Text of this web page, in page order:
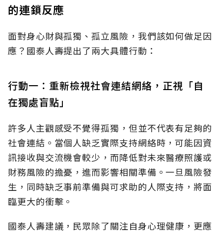
的連鎖反應
面對身心財與孤獨、孤立風險，我們該如何做足因
應？國泰人壽提出了兩大具體行動：
行動一：重新檢視社會連結網絡，正視「自
在獨處盲點」
許多人主觀感受不覺得孤獨，但並不代表有足夠的
社會連結。當個人缺乏實際支持網絡時，可能因資
訊接收與交流機會較少，而降低對未來醫療照護或
財務風險的擔憂，進而影響相關準備。一旦風險發
生，同時缺乏事前準備與可求助的人際支持，將面
臨更大的衝擊。
國泰人壽建議，民眾除了關注自身心理健康，更應